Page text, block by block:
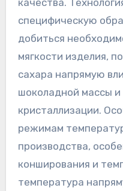
специфическую
добиться
мягкости изделия,
сахара напрямую
шоколадной массы и
кристаллизации.
режимам
производства,
конширования и
температура